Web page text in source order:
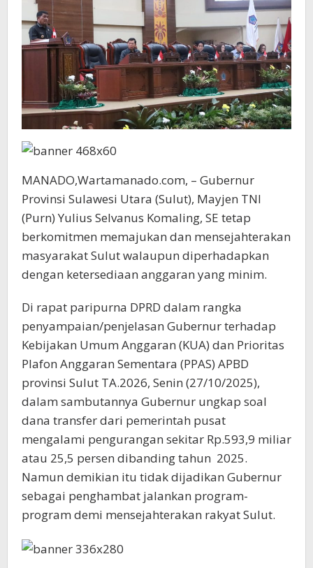
MANADO,Wartamanado.com, – Gubernur
Provinsi Sulawesi Utara (Sulut), Mayjen TNI
(Purn) Yulius Selvanus Komaling, SE tetap
berkomitmen memajukan dan mensejahterakan
masyarakat Sulut walaupun diperhadapkan
dengan ketersediaan anggaran yang minim.
Di rapat paripurna DPRD dalam rangka
penyampaian/penjelasan Gubernur terhadap
Kebijakan Umum Anggaran (KUA) dan Prioritas
Plafon Anggaran Sementara (PPAS) APBD
provinsi Sulut TA.2026, Senin (27/10/2025),
dalam sambutannya Gubernur ungkap soal
dana transfer dari pemerintah pusat
mengalami pengurangan sekitar Rp.593,9 miliar
atau 25,5 persen dibanding tahun 2025.
Namun demikian itu tidak dijadikan Gubernur
sebagai penghambat jalankan program-
program demi mensejahterakan rakyat Sulut.